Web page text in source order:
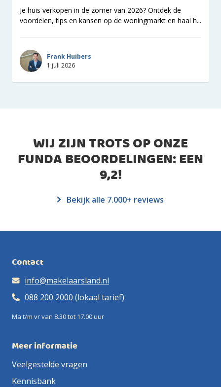
Je huis verkopen in de zomer van 2026? Ontdek de
voordelen, tips en kansen op de woningmarkt en haal h...
Frank Huibers
1 juli 2026
WIJ ZIJN TROTS OP ONZE
FUNDA BEOORDELINGEN: EEN
9,2!
Bekijk alle 7.000+ reviews
Contact
info@makelaarsland.nl
088 200 2000 (lokaal tarief)
Ma t/m vr van 8.30 tot 17.00 uur
Meer informatie
Veelgestelde vragen
Kennisbank